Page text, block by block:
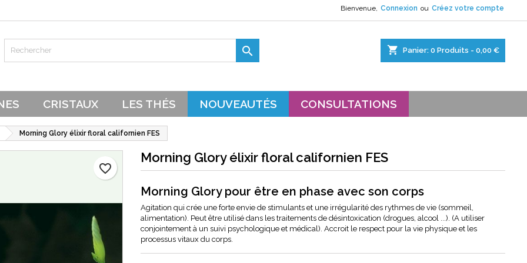
Bienvenue, Connexion ou Créez votre compte
shopping_cart Panier: 0 Produits - 0,00 €

CRISTAUX LES THÉS NOUVEAUTÉS CONSULTATIONS
Morning Glory élixir floral californien FES
Morning Glory élixir floral californien FES
Morning Glory pour être en phase avec son corps
Agitation qui crée une forte envie de stimulants et une irrégularité des rythmes de vie (sommeil,
alimentation). Peut être utilisé dans les traitements de désintoxication (drogues, alcool ...). (A utiliser
conjointement à un suivi psychologique et médical). Accroit le respect pour la vie physique et les
processus vitaux du corps.
favorite_border
Créer une nouvelle liste
Créer une liste d'envies
devez être connecté pour ajouter des produits à votre liste d'envies.
Annuler